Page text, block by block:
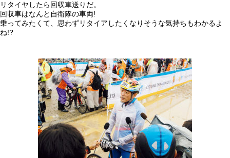
リタイヤしたら回収車送りだ。
回収車はなんと自衛隊の車両!
乗ってみたくて、思わずリタイアしたくなりそうな気持ちもわかるよ
ね!?